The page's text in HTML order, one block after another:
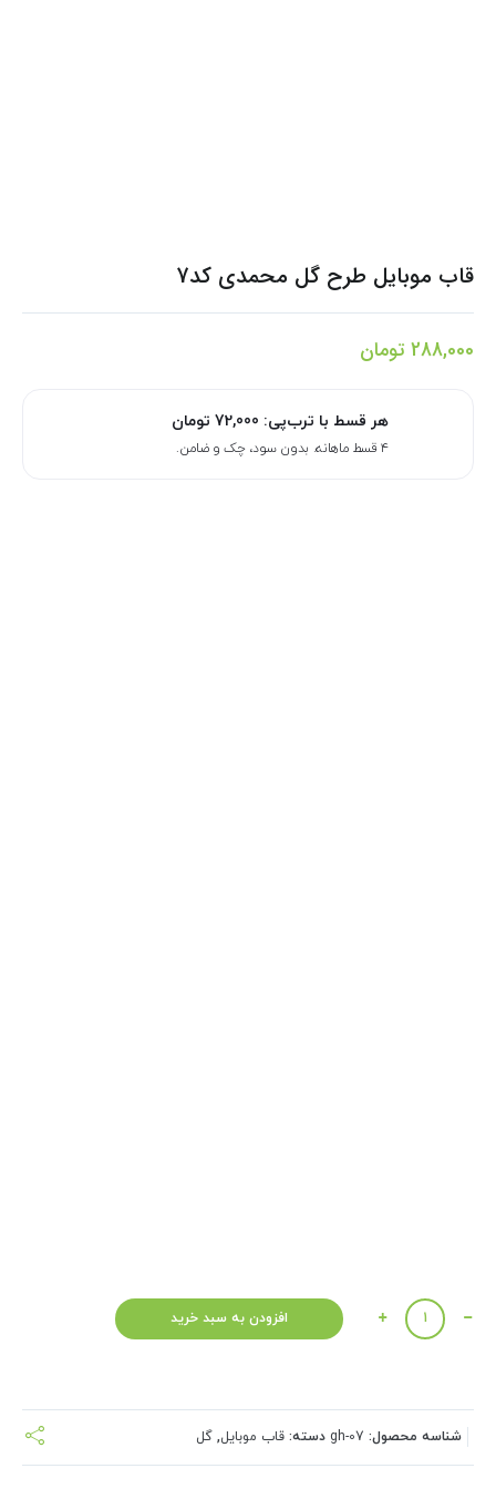
قاب موبایل طرح گل محمدی کد7
288,000 تومان
هر قسط با ترب‌پی: 72,000 تومان
۴ قسط ماهانه. بدون سود، چک و ضامن.
تعداد افزودن به سبد خرید
شناسه محصول: gh-07 دسته: قاب موبایل, گل